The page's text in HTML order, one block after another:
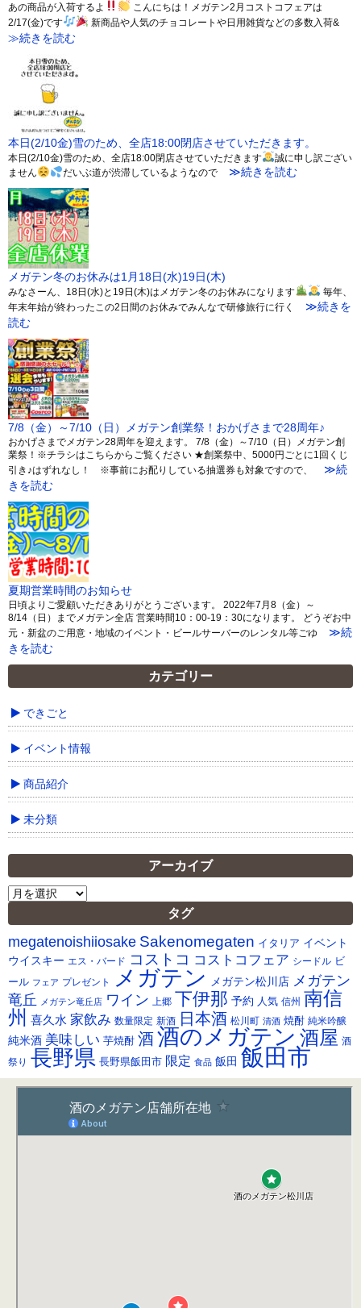
あの商品が入荷するよ
こんにちは！メガテン2月コストコフェアは
2/17(金)です
新商品や人気のチョコレートや日用雑貨などの多数入荷&
≫続きを読む
本日(2/10金)雪のため、全店18:00閉店させていただきます。
本日(2/10金)雪のため、全店18:00閉店させていただきます
誠に申し訳ござい
ません
だいぶ道が渋滞しているようなので≫続きを読む
メガテン冬のお休みは1月18日(水)19日(木)
みなさーん、18日(水)と19日(木)はメガテン冬のお休みになります
毎年、
年末年始が終わったこの2日間のお休みでみんなで研修旅行に行く
≫続きを
読む
7/8（金）～7/10（日）メガテン創業祭！おかげさまで28周年♪
おかげさまでメガテン28周年を迎えます。 7/8（金）～7/10（日）メガテン創
業祭！※チラシはこちらからご覧ください ★創業祭中、5000円ごとに1回くじ
引き♪はずれなし！ ※事前にお配りしている抽選券も対象ですので、
≫続
きを読む
夏期営業時間のお知らせ
日頃よりご愛顧いただきありがとうございます。 2022年7月8（金）～
8/14（日）までメガテン全店 営業時間10：00-19：30になります。 どうぞお中
元・新盆のご用意・地域のイベント・ビールサーバーのレンタル等ごゆ
≫続
きを読む
カテゴリー
できごと
イベント情報
商品紹介
未分類
アーカイブ
ア
カ
イ
ブ
タグ
megatenoishiiosake Sakenomegaten イタリア イベント
ウイスキー エス・バード コストコ コストコフェア シードル ビ
ール フェア プレゼント メガテン メガテン松川店 メガテン
竜丘
メガテン竜丘店 ワイン 上郷 下伊那 予約 人気 信州 南信
州 喜久水 家飲み 数量限定 新酒 日本酒 松川町 清酒 焼酎 純米吟醸
純米酒 美味しい 芋焼酎 酒酒のメガテン 酒屋 酒
祭り 長野県 長野県飯田市 限定 食品 飯田 飯田市